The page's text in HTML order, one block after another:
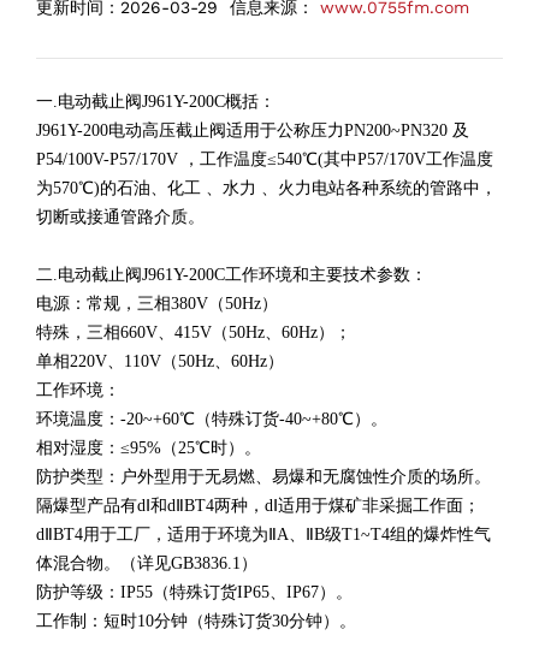
更新时间： 2026-03-29 信息来源： www.0755fm.com
一.电动截止阀J961Y-200C概括：
J961Y-200电动高压截止阀适用于公称压力PN200~PN320 及
P54/100V-P57/170V ，工作温度≤540℃(其中P57/170V工作温度
为570℃)的石油、化工 、水力 、火力电站各种系统的管路中，
切断或接通管路介质。
二.电动截止阀J961Y-200C工作环境和主要技术参数：
电源：常规，三相380V（50Hz）
特殊，三相660V、415V（50Hz、60Hz）；
单相220V、110V（50Hz、60Hz）
工作环境：
环境温度：-20~+60℃（特殊订货-40~+80℃）。
相对湿度：≤95%（25℃时）。
防护类型：户外型用于无易燃、易爆和无腐蚀性介质的场所。
隔爆型产品有dⅠ和dⅡBT4两种，dⅠ适用于煤矿非采掘工作面；
dⅡBT4用于工厂，适用于环境为ⅡA、ⅡB级T1~T4组的爆炸性气
体混合物。（详见GB3836.1）
防护等级：IP55（特殊订货IP65、IP67）。
工作制：短时10分钟（特殊订货30分钟）。